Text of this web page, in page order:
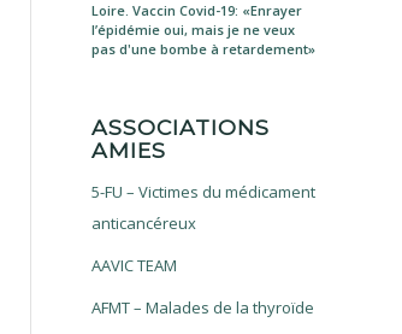
Loire. Vaccin Covid-19: «Enrayer
l’épidémie oui, mais je ne veux
pas d'une bombe à retardement»
ASSOCIATIONS
AMIES
5-FU – Victimes du médicament
anticancéreux
AAVIC TEAM
AFMT – Malades de la thyroïde